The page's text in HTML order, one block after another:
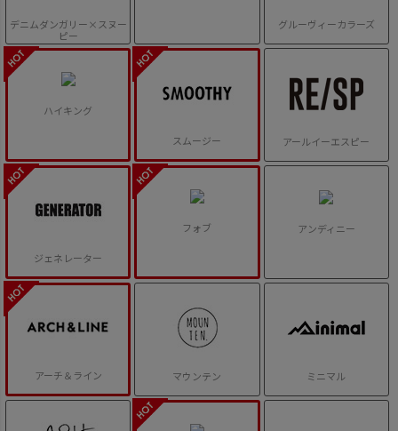
デニムダンガリー×スヌー
ピー
グルーヴィーカラーズ
ハイキング
スムージー アールイーエスピー
ジェネレーター
フォブ アンディニー
アーチ＆ライン マウンテン ミニマル